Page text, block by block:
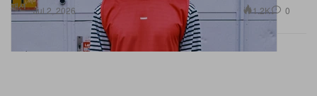
패션 Jul 2, 2026 1.2K 0